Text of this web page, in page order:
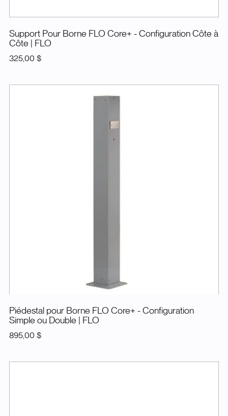
Support Pour Borne FLO Core+ - Configuration Côte à
Côte
| FLO
325,00 $
Piédestal pour Borne FLO Core+ - Configuration
Simple ou Double
| FLO
895,00 $